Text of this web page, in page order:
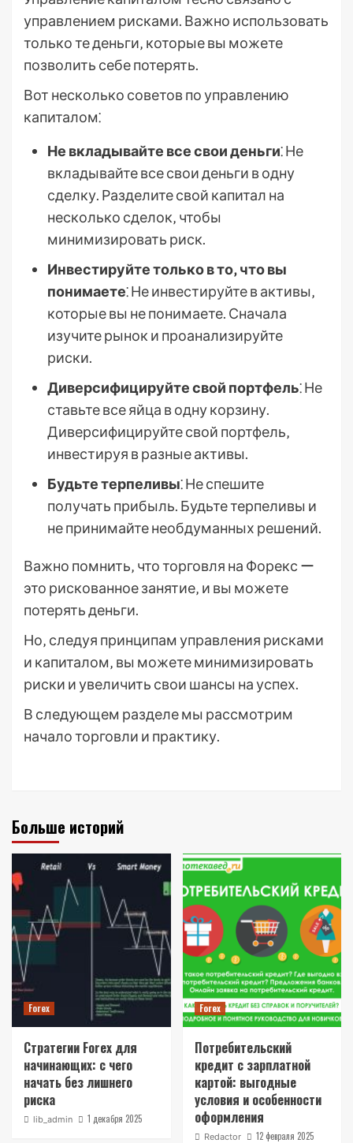
управлением рисками. Важно использовать
только те деньги‚ которые вы можете
позволить себе потерять.
Вот несколько советов по управлению
капиталом⁚
Не вкладывайте все свои деньги⁚ Не
вкладывайте все свои деньги в одну
сделку. Разделите свой капитал на
несколько сделок‚ чтобы
минимизировать риск.
Инвестируйте только в то‚ что вы
понимаете⁚ Не инвестируйте в активы‚
которые вы не понимаете. Сначала
изучите рынок и проанализируйте
риски.
Диверсифицируйте свой портфель⁚ Не
ставьте все яйца в одну корзину.
Диверсифицируйте свой портфель‚
инвестируя в разные активы.
Будьте терпеливы⁚ Не спешите
получать прибыль. Будьте терпеливы и
не принимайте необдуманных решений.
Важно помнить‚ что торговля на Форекс ー
это рискованное занятие‚ и вы можете
потерять деньги.
Но‚ следуя принципам управления рисками
и капиталом‚ вы можете минимизировать
риски и увеличить свои шансы на успех.
В следующем разделе мы рассмотрим
начало торговли и практику.
Больше историй
Forex
Стратегии Forex для
начинающих: с чего
начать без лишнего
риска
lib_admin 1 декабря 2025
Forex
Потребительский
кредит с зарплатной
картой: выгодные
условия и особенности
оформления
Redactor 12 февраля 2025